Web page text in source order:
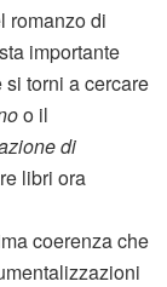
romanzo di
importante
torni a cercare
o il
di
libri ora
coerenza che